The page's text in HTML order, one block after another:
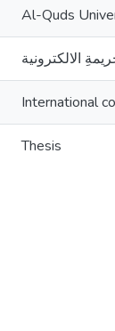
Al-Quds
الالكترونية
International
Thesis